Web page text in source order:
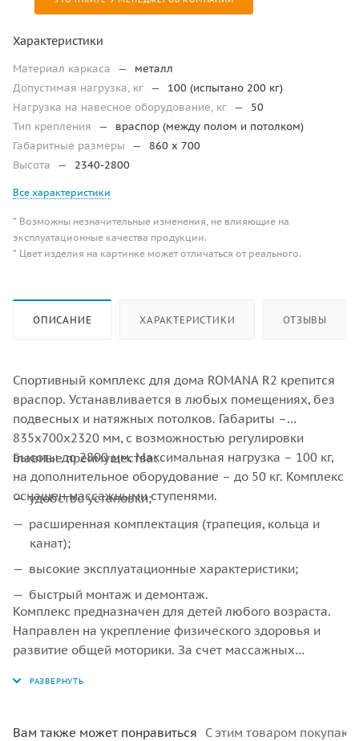
Характеристики
Материал каркаса —
металл
Допустимая нагрузка, кг —
100 (испытано 200 кг)
Нагрузка на навесное оборудование, кг —
50
Тип крепления
—
враспор (между полом и потолком)
Габаритные размеры
—
860 x 700
Высота
— 2340-2800
Все характеристики
* Возможны незначительные изменения, не влияющие на
эксплуатационные качества продукции.
* Цвет изделия на картинке может отличаться от реального.
ОПИСАНИЕ ХАРАКТЕРИСТИКИ ОТЗЫВЫ
Спортивный комплекс для дома ROMANA R2 крепится
враспор. Устанавливается в любых помещениях, без
подвесных и натяжных потолков. Габариты –
835х700х2320 мм, с возможностью регулировки
высоты до 2800 мм. Максимальная нагрузка – 100 кг,
на дополнительное оборудование – до 50 кг. Комплекс
оснащен массажными ступенями.
Главные преимущества:
удобство установки;
расширенная комплектация (трапеция, кольца и
канат);
высокие эксплуатационные характеристики;
быстрый монтаж и демонтаж.
Комплекс предназначен для детей любого возраста.
Направлен на укрепление физического здоровья и
развитие общей моторики. За счет массажных
сертифицирован и безопасен для детей.
Вам также может понравиться С этим товаром покупают